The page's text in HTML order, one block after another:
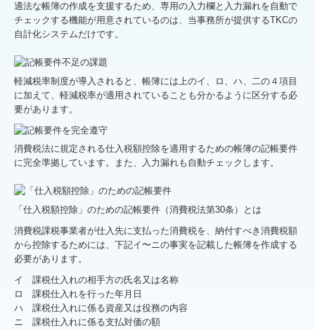
適法な帳簿の作成を支援するため、専用の入力欄と入力漏れを自動で
チェックする機能が用意されているのは、当事務所が提供するTKCの
自計化システムだけです。
軽減税率制度が導入されると、帳簿には上のイ、ロ、ハ、二の４項目
に加えて、軽減税率が適用されていることも分かるように区分する必
要があります。
消費税法に規定される仕入税額控除を適用するための帳簿の記帳要件
に完全準拠しています。また、入力漏れも自動チェックします。
「仕入税額控除」のための記帳要件（消費税法第30条）とは
消費税課税事業者が仕入先に支払った消費税を、納付すべき消費税額
から控除するためには、下記イ〜ニの事実を記載した帳簿を作成する
必要があります。
イ 課税仕入れの相手方の氏名又は名称
ロ 課税仕入れを行った年月日
ハ 課税仕入れに係る資産又は役務の内容
ニ 課税仕入れに係る支払対価の額